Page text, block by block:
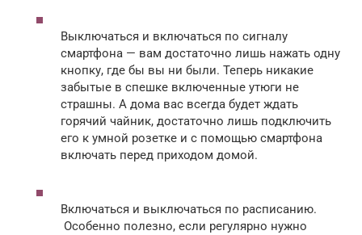
Выключаться и включаться по сигналу
смартфона — вам достаточно лишь нажать одну
кнопку, где бы вы ни были. Теперь никакие
забытые в спешке включенные утюги не
страшны. А дома вас всегда будет ждать
горячий чайник, достаточно лишь подключить
его к умной розетке и с помощью смартфона
включать перед приходом домой.
Включаться и выключаться по расписанию.
Особенно полезно, если регулярно нужно